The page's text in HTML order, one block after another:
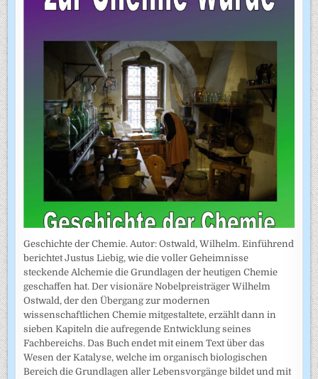
Geschichte der Chemie. Autor: Ostwald, Wilhelm. Einführend
berichtet Justus Liebig, wie die voller Geheimnisse
steckende Alchemie die Grundlagen der heutigen Chemie
geschaffen hat. Der visionäre Nobelpreisträger Wilhelm
Ostwald, der den Übergang zur modernen
wissenschaftlichen Chemie mitgestaltete, erzählt dann in
sieben Kapiteln die aufregende Entwicklung seines
Fachbereichs. Das Buch endet mit einem Text über das
Wesen der Katalyse, welche im organisch biologischen
Bereich die Grundlagen aller Lebensvorgänge bildet und mit